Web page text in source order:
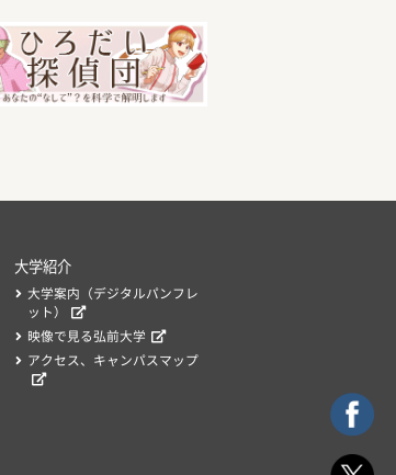
大学紹介
大学案内（デジタルパンフレ
ット）
映像で見る弘前大学
アクセス、キャンパスマップ